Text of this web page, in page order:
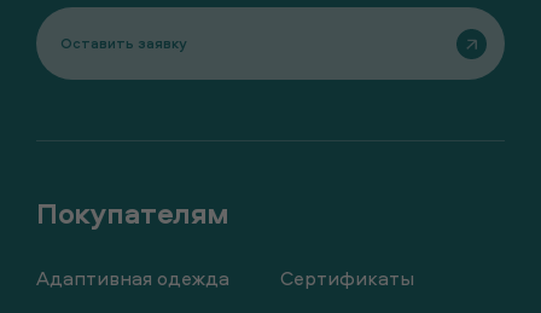
Адаптивная одежда Сертификаты
Оставить заявку